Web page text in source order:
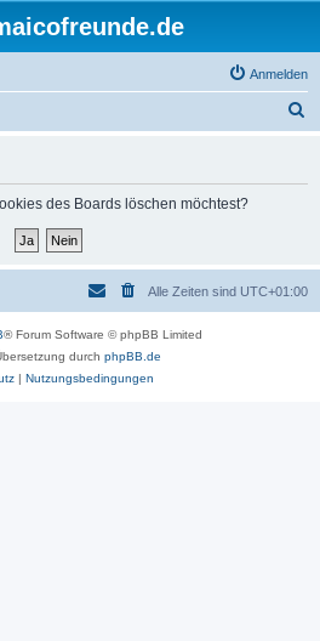
Anmelden
des Boards löschen möchtest?
Alle Zeiten sind UTC+01:00
® Forum Software © phpBB Limited
durch phpBB.de
| Nutzungsbedingungen